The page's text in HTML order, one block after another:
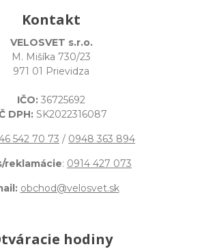
Kontakt
VELOSVET s.r.o.
M. Mišíka 730/23
971 01 Prievidza
IČO: 36725692
DPH: SK2022316087
542 70 73 / 0948 363 894
reklamácie: 0914 427 073
obchod@velosvet.sk
hodiny